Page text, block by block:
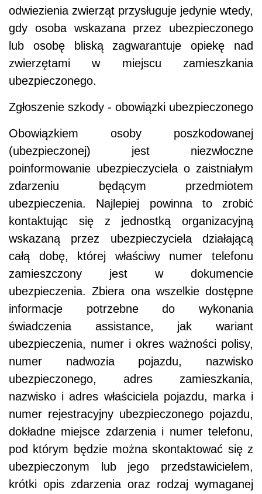
odwiezienia zwierząt przysługuje jedynie wtedy,
gdy osoba wskazana przez ubezpieczonego
lub osobę bliską zagwarantuje opiekę nad
zwierzętami w miejscu zamieszkania
ubezpieczonego.
Zgłoszenie szkody - obowiązki ubezpieczonego
Obowiązkiem osoby poszkodowanej
(ubezpieczonej) jest niezwłoczne
poinformowanie ubezpieczyciela o zaistniałym
zdarzeniu będącym przedmiotem
ubezpieczenia. Najlepiej powinna to zrobić
kontaktując się z jednostką organizacyjną
wskazaną przez ubezpieczyciela działającą
całą dobę, której właściwy numer telefonu
zamieszczony jest w dokumencie
ubezpieczenia. Zbiera ona wszelkie dostępne
informacje potrzebne do wykonania
świadczenia assistance, jak wariant
ubezpieczenia, numer i okres ważności polisy,
numer nadwozia pojazdu, nazwisko
ubezpieczonego, adres zamieszkania,
nazwisko i adres właściciela pojazdu, marka i
numer rejestracyjny ubezpieczonego pojazdu,
dokładne miejsce zdarzenia i numer telefonu,
pod którym będzie można skontaktować się z
ubezpieczonym lub jego przedstawicielem,
krótki opis zdarzenia oraz rodzaj wymaganej